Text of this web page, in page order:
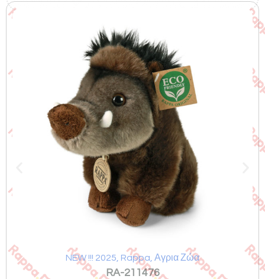
NEW !!! 2025 Rappa Αγρια Ζώα
RA-211476